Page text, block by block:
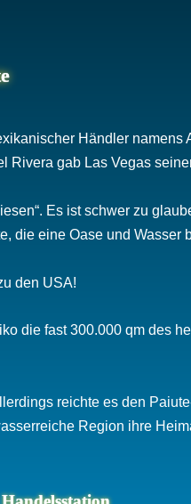
Händler
Rivera gab Las Vegas
Es ist schwer zu
die eine Oase und Wasser
den USA!
die fast 300.000 qm des
reichte es den
Region ihre